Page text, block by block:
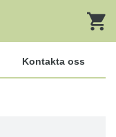
Kontakta oss